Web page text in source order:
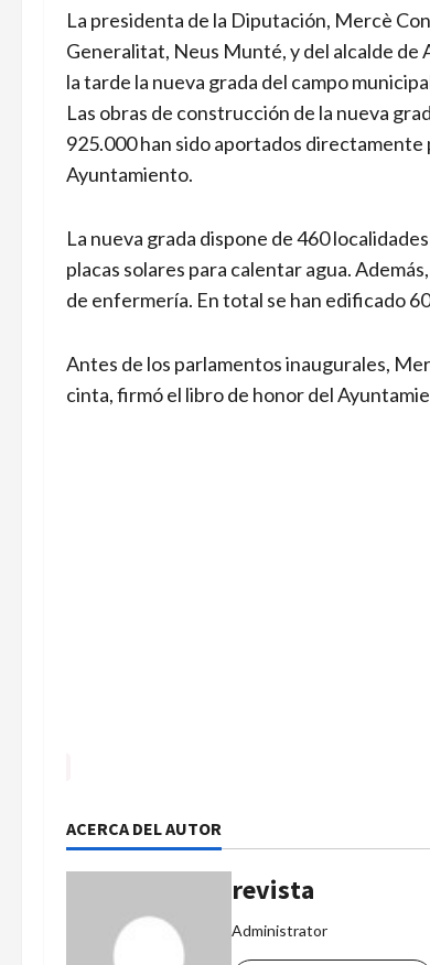
La presidenta de la Diputación, Mercè
Generalitat, Neus Munté, y del alcalde de
la tarde la nueva grada del campo
Las obras de construcción de la nueva
925.000 han sido aportados
Ayuntamiento.
La nueva grada dispone de 460
placas solares para calentar agua.
de enfermería. En total se han edificado
Antes de los parlamentos inaugurales,
cinta, firmó el libro de honor del
ACERCA DEL AUTOR
revista
Administrator